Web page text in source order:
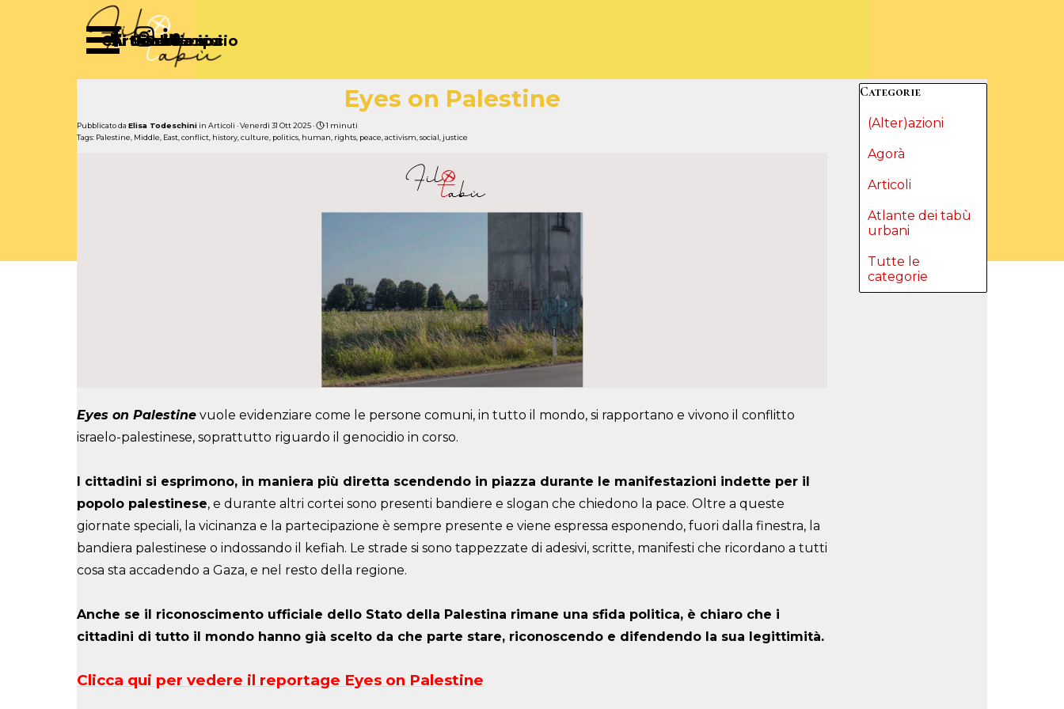
Salta menù
Chi Siamo
ArticoliPartecipa
Sostienici
Diventa socio
Eyes on Palestine
Pubblicato da Elisa Todeschiniin Articoli · Venerdì 31 Ott 2025 ·
1 minuti
Tags: Palestine Middle East conflict history culture politics human rights peace activism social justice
Eyes on Palestine vuole evidenziare come le persone comuni, in tutto il mondo, si rapportano e vivono il conflitto
israelo-palestinese, soprattutto riguardo il genocidio in corso.
I cittadini si esprimono, in maniera più diretta scendendo in piazza durante le manifestazioni indette per il
popolo palestinese, e durante altri cortei sono presenti bandiere e slogan che chiedono la pace. Oltre a queste
giornate speciali, la vicinanza e la partecipazione è sempre presente e viene espressa esponendo, fuori dalla finestra, la
bandiera palestinese o indossando il kefiah. Le strade si sono tappezzate di adesivi, scritte, manifesti che ricordano a tutti
cosa sta accadendo a Gaza, e nel resto della regione.
Anche se il riconoscimento ufficiale dello Stato della Palestina rimane una sfida politica, è chiaro che i
cittadini di tutto il mondo hanno già scelto da che parte stare, riconoscendo e difendendo la sua legittimità.
Clicca qui per vedere il reportage Eyes on Palestine
Salta blocco Categorie
Categorie
(Alter)azioni
Agorà
Articoli
Atlante dei tabù
urbani
Tutte le
categorie